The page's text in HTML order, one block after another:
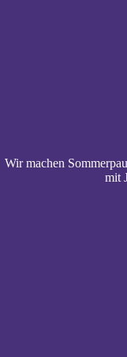
Wir machen
mit